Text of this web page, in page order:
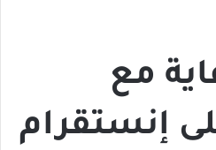
مع
إنستقرام